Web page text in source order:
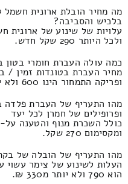
מה מחיר הובלת ארונית חשמל
בלכיש והסביבה?
ולכל היותר 290 שקל חדש.
כמה עולה העברת חומרי בטון
מחיר העברת בטונדות זמין /
ופריקה התמחור הינו 600 ולא יותר מ230 ש"ח.
מהו התעריף של העברת פלדה
ופרופילים של חמרן לכל יעד
ומקסימום 270 שקל.
מהו התעריף של הובלה של
העלות לשינוע של צימר עשוי
הוא 790 ולא יותר מ330 ₪.